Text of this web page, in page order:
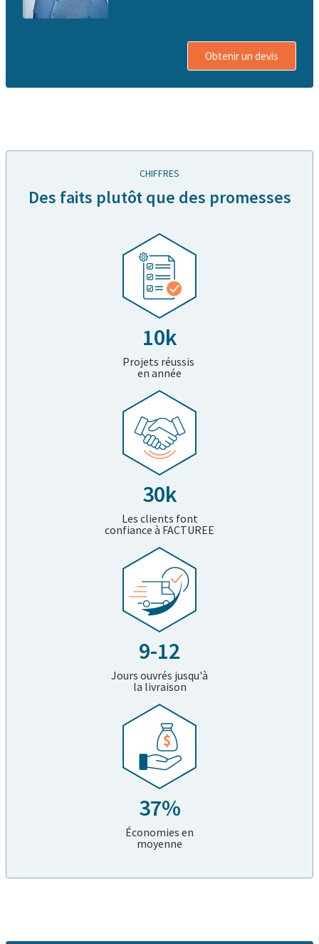
Obtenir un devis
CHIFFRES
Des faits plutôt que des promesses
10k
Projets réussis
en année
30k
Les clients font
confiance à FACTUREE
9-12
Jours ouvrés jusqu'à
la livraison
37%
Économies en
moyenne